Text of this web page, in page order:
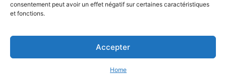
consentement peut avoir un effet négatif sur certaines caractéristiques
et fonctions.
Accepter
Home
Accueil Economie Entreprises Entrepreneur Afrique
HIGH-TECH Auto-Moto
© Challenges.tn By AAKOM.DIGITAL